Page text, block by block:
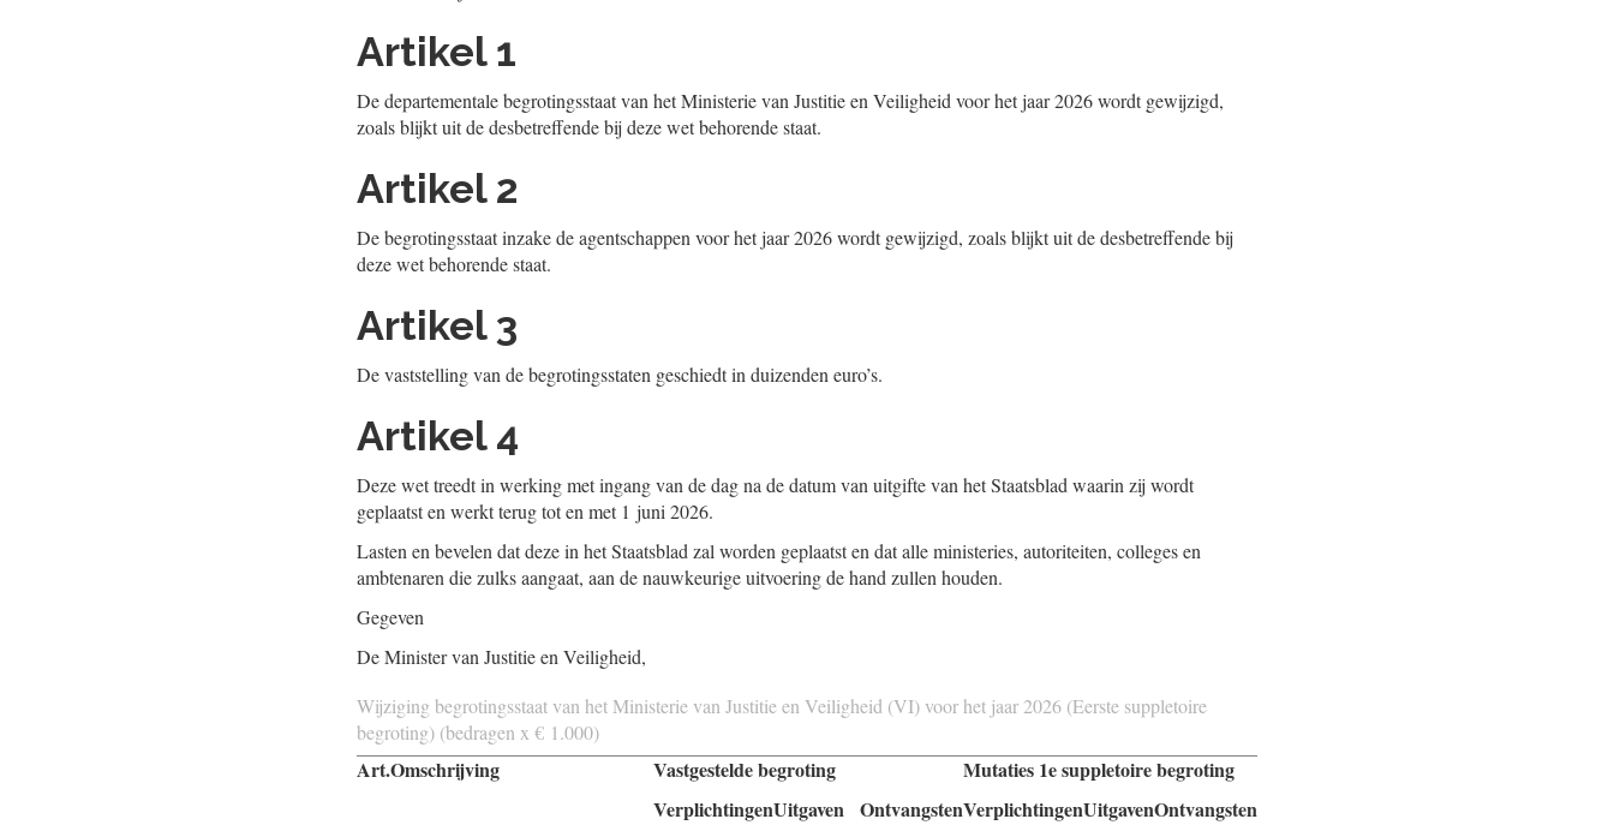
Artikel 1
De departementale begrotingsstaat van het Ministerie van Justitie en Veiligheid voor het jaar 2026 wordt gewijzigd,
zoals blijkt uit de desbetreffende bij deze wet behorende staat.
Artikel 2
De begrotingsstaat inzake de agentschappen voor het jaar 2026 wordt gewijzigd, zoals blijkt uit de desbetreffende bij
deze wet behorende staat.
Artikel 3
De vaststelling van de begrotingsstaten geschiedt in duizenden euro’s.
Artikel 4
Deze wet treedt in werking met ingang van de dag na de datum van uitgifte van het Staatsblad waarin zij wordt
geplaatst en werkt terug tot en met 1 juni 2026.
Lasten en bevelen dat deze in het Staatsblad zal worden geplaatst en dat alle ministeries, autoriteiten, colleges en
ambtenaren die zulks aangaat, aan de nauwkeurige uitvoering de hand zullen houden.
Gegeven
De Minister van Justitie en Veiligheid,
Wijziging begrotingsstaat van het Ministerie van Justitie en Veiligheid (VI) voor het jaar 2026 (Eerste suppletoire
begroting) (bedragen x € 1.000)
Art.Omschrijving Vastgestelde begroting
Mutaties 1e suppletoire begroting
VerplichtingenUitgaven OntvangstenVerplichtingenUitgavenOntvangsten